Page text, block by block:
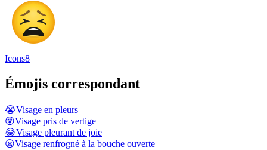
Icons8
Émojis correspondant
😭Visage en pleurs
😵Visage pris de vertige
😂Visage pleurant de joie
😦Visage renfrogné à la bouche ouverte